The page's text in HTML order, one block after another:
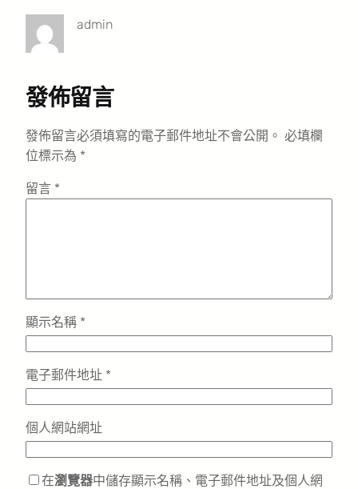
admin
發佈留言
發佈留言必須填寫的電子郵件地址不會公開。 必填欄
位標示為 *
留言 *
顯示名稱 *
電子郵件地址 *
個人網站網址
在瀏覽器中儲存顯示名稱、電子郵件地址及個人網